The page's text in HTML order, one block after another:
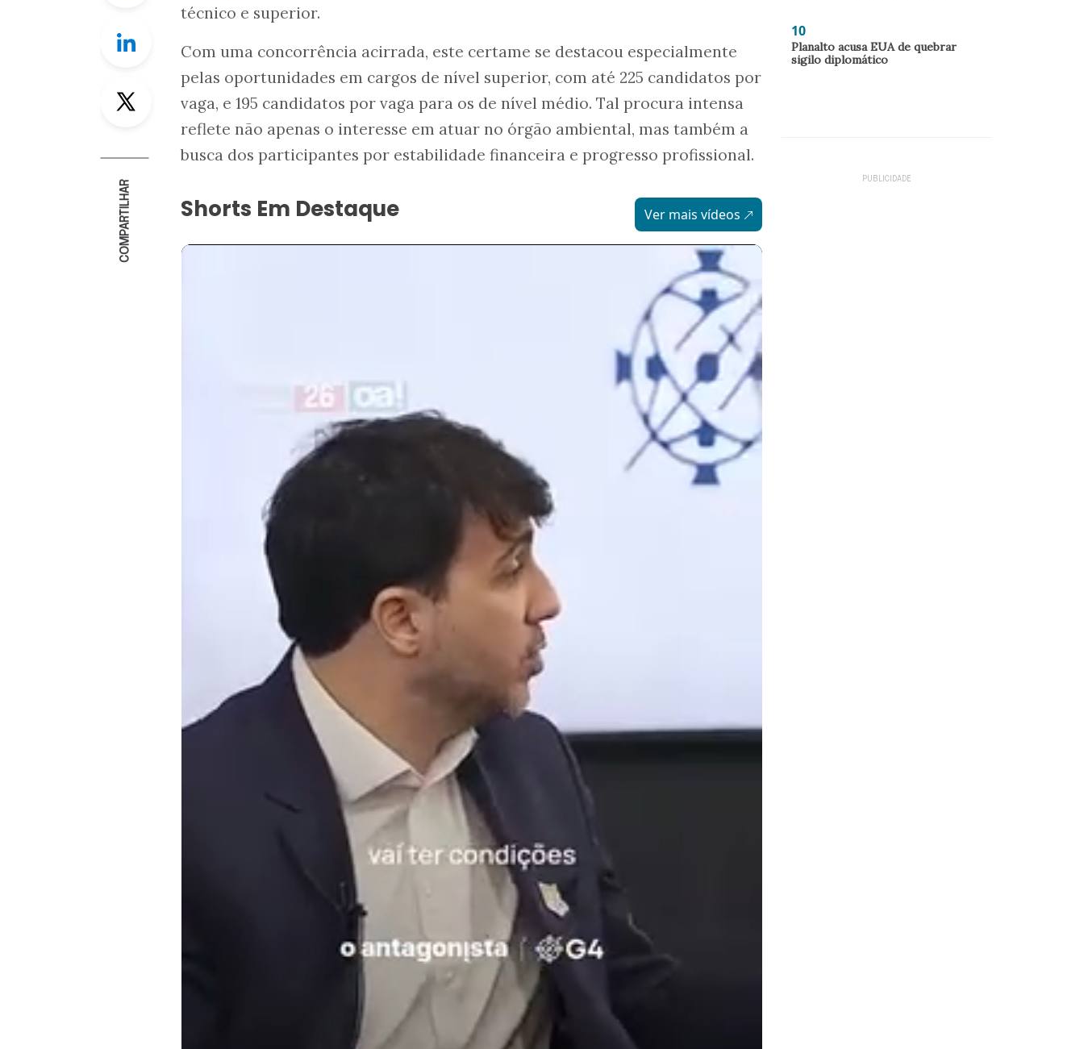
Twitter
COMPARTILHAR
técnico e superior.
Com uma concorrência acirrada, este certame se destacou especialmente
pelas oportunidades em cargos de nível superior, com até 225 candidatos por
vaga, e 195 candidatos por vaga para os de nível médio. Tal procura intensa
reflete não apenas o interesse em atuar no órgão ambiental, mas também a
busca dos participantes por estabilidade financeira e progresso profissional.
Shorts Em Destaque Ver mais vídeos
10
Planalto acusa EUA de quebrar
sigilo diplomático